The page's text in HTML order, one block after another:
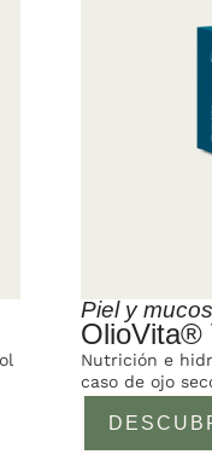
Piel y
OlioVita®
Nutrición e
caso de ojo